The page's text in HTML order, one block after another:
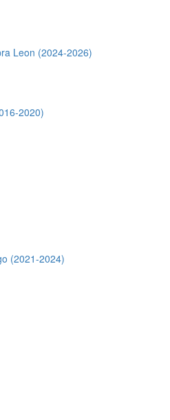
Leon (2024-2026)
2020)
(2021-2024)